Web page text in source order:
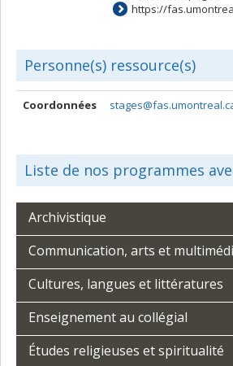
https://
Personne(s) ressource(s)
Coordonnées
Liste de nos programmes
Archivistique
Communication, arts et
Cultures, langues et littératures
Enseignement au collégial
Études religieuses et spiritualité